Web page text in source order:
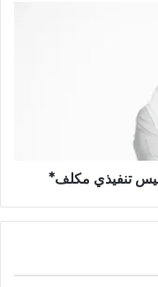
تنفيذي مكلف*